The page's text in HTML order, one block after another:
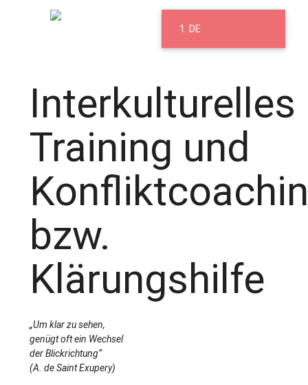
DE
Interkulturelles
Training und
bzw.
Klärungshilfe
„Um klar zu sehen,
genügt oft ein Wechsel
der Blickrichtung“
(A. de Saint Exupery)